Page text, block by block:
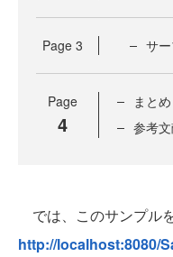
Page 3 サ
Page
4
まとめ
参考
では、このサンプル
http://localhost:8080/